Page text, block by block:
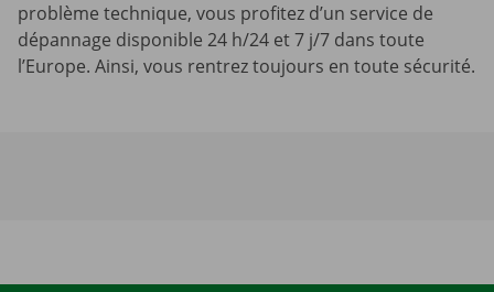
problème technique, vous profitez d’un service de
dépannage disponible 24 h/24 et 7 j/7 dans toute
l’Europe. Ainsi, vous rentrez toujours en toute sécurité.